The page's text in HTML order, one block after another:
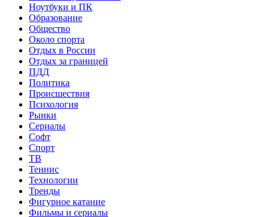
Ноутбуки и ПК
Образование
Общество
Около спорта
Отдых в России
Отдых за границей
ПДД
Политика
Происшествия
Психология
Рынки
Сериалы
Софт
Спорт
ТВ
Теннис
Технологии
Тренды
Фигурное катание
Фильмы и сериалы